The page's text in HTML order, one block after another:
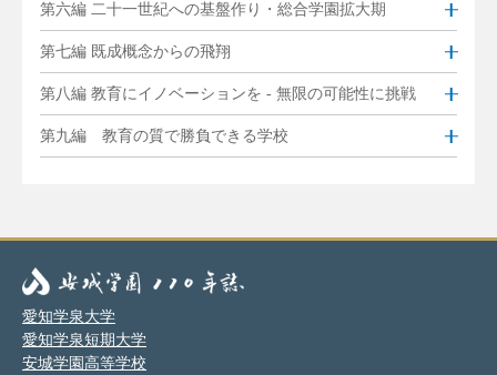
第六編 二十一世紀への基盤作り・総合学園拡大期
第七編 既成概念からの飛翔
第八編 教育にイノベーションを - 無限の可能性に挑戦
第九編 教育の質で勝負できる学校
愛知学泉大学
愛知学泉短期大学
安城学園高等学校